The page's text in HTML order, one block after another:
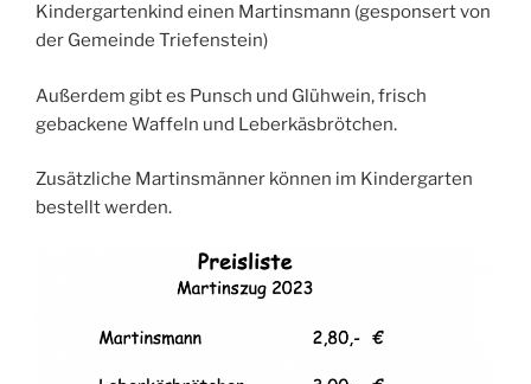
Kindergartenkind einen Martinsmann (gesponsert von
der Gemeinde Triefenstein)
Außerdem gibt es Punsch und Glühwein, frisch
gebackene Waffeln und Leberkäsbrötchen.
Zusätzliche Martinsmänner können im Kindergarten
bestellt werden.